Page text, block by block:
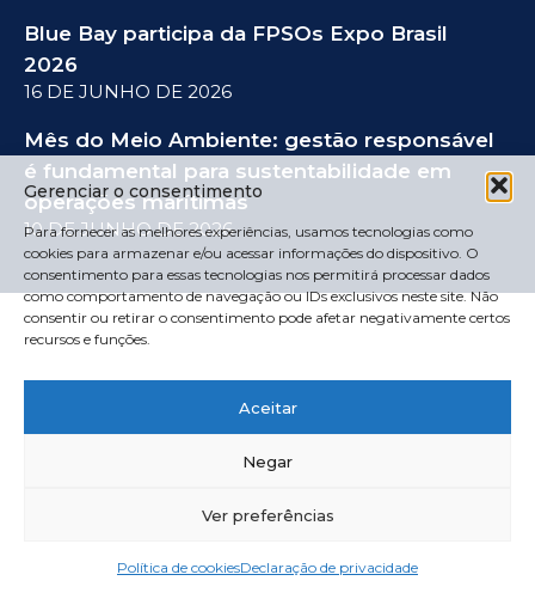
Gerenciar o consentimento
Para fornecer as melhores experiências, usamos tecnologias como
cookies para armazenar e/ou acessar informações do dispositivo. O
consentimento para essas tecnologias nos permitirá processar dados
como comportamento de navegação ou IDs exclusivos neste site. Não
consentir ou retirar o consentimento pode afetar negativamente certos
recursos e funções.
Aceitar
Negar
Ver preferências
Política de cookiesDeclaração de privacidade
Blue Bay participa da FPSOs Expo Brasil
2026
16 DE JUNHO DE 2026
Mês do Meio Ambiente: gestão responsável
é fundamental para sustentabilidade em
operações marítimas
10 DE JUNHO DE 2026